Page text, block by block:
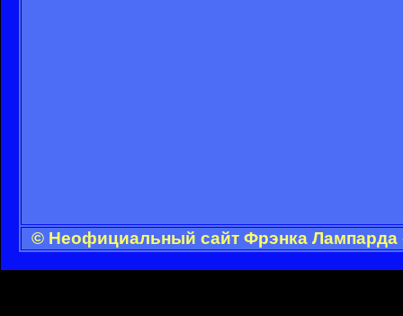
© Неофициальный сайт Фрэнка Лампарда